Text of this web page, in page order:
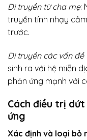
Di truyền từ cha mẹ:
truyền tính nhạy
trước.
Di truyền các vấn đề
sinh ra với hệ miễn
phản ứng mạnh với
Cách điều trị
ứng
Xác định và loại bỏ